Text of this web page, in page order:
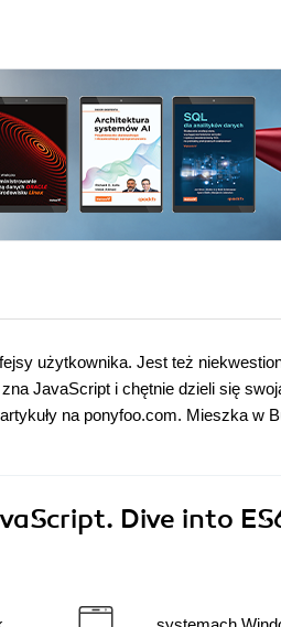
użytkownika. Jest też
JavaScript i chętnie dzieli się
na ponyfoo.com. Mieszka w
Dive into